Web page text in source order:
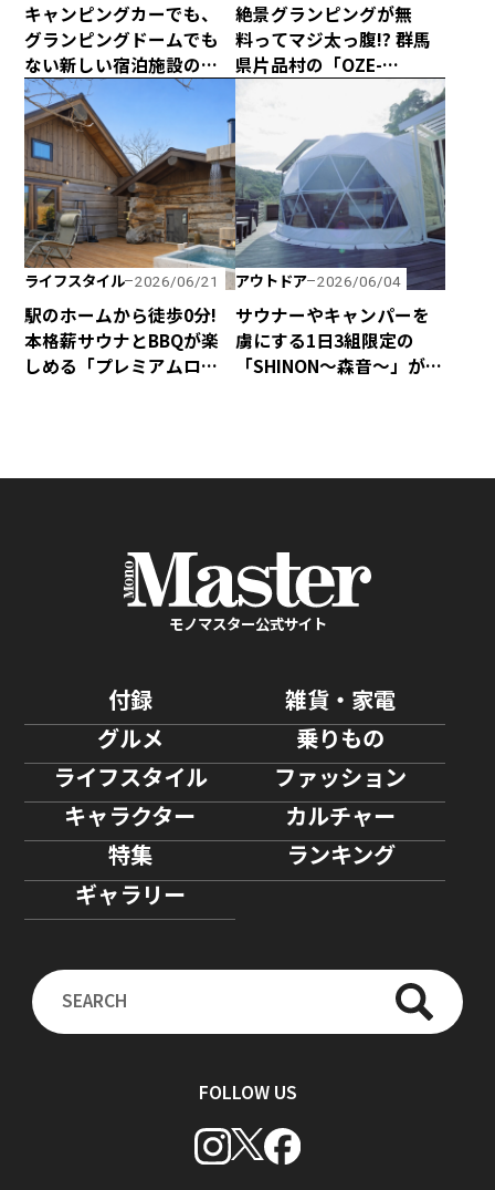
キャンピングカーでも、
グランピングドームでも
ない新しい宿泊施設のカ
タチ！ 海と山に囲まれた
熊野の最新型カプセルハ
ウス「ザ・グランスイー
ト」
絶景グランピングが無
料ってマジ太っ腹!? 群馬
県片品村の「OZE-
HOSHISORA GLAMPING
＆CAMP RESORT」が宿泊
料金無料キャンペーンを
実施！
ライフスタイル 2026/06/21
駅のホームから徒歩0分!
本格薪サウナとBBQが楽
しめる「プレミアムログ
アウトドア 2026/06/04
サウナーやキャンパーを
虜にする1日3組限定の
「SHINON〜森音〜」が千
モノマスター公式サイト
付録
雑貨・家電
グルメ
乗りもの
ライフスタイル
ファッション
キャラクター
カルチャー
特集
ランキング
ギャラリー
FOLLOW US